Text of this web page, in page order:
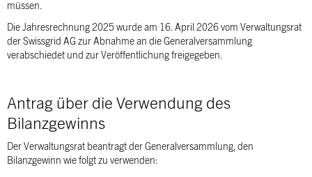
müssen.
Die Jahresrechnung 2025 wurde am 16. April 2026 vom Verwaltungsrat
der Swissgrid AG zur Abnahme an die Generalversammlung
verabschiedet und zur Veröffentlichung freigegeben.
Antrag über die Verwendung des
Bilanzgewinns
Der Verwaltungsrat beantragt der Generalversammlung, den
Bilanzgewinn wie folgt zu verwenden: